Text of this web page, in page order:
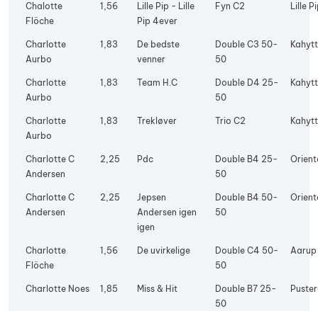
Chalotte
Flöche
1,56
Lille Pip - Lille
Pip 4ever
Fyn C2 Lille
Charlotte
Aurbo
1,83
De bedste
venner
Double C3 50-
50
Charlotte
Aurbo
1,83 Team H.C
Double D4 25-
50
Charlotte
Aurbo
1,83 Trekløver Trio C2
Charlotte C
Andersen
2,25 Pdc
Double B4 25-
50
Charlotte C
Andersen
2,25
Jepsen
Andersen igen
igen
Double B4 50-
50
Charlotte
Flöche
1,56 De uvirkelige
Double C4 50-
50
Charlotte Noes 1,85 Miss & Hit
Double B7 25-
50